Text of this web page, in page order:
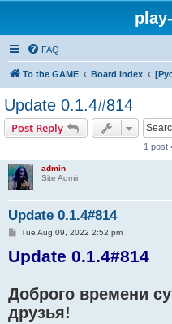
FAQ
To the GAME Board index
Update 0.1.4#814
Post Reply
1 post
admin
Site Admin
Update 0.1.4#814
P
s
t
Tue Aug 09, 2022 2:52 pm
Update 0.1.4#814
Доброго времени
друзья!